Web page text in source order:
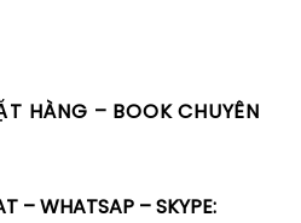
HÀNG – BOOK CHUYÊN
– WHATSAP – SKYPE: